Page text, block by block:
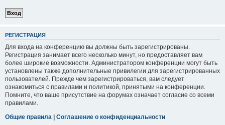
РЕГИСТРАЦИЯ
Для входа на конференцию вы должны быть зарегистрированы.
Регистрация занимает всего несколько минут, но предоставляет вам
более широкие возможности. Администратором конференции могут быть
установлены также дополнительные привилегии для зарегистрированных
пользователей. Прежде чем зарегистрироваться, вам следует
ознакомиться с правилами и политикой, принятыми на конференции.
Помните, что ваше присутствие на форумах означает согласие со всеми
правилами.
Общие правила | Соглашение о конфиденциальности